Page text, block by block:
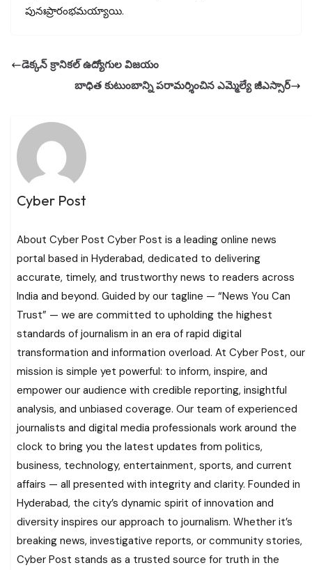
పునఃప్రారంభమయ్యాయి.
డెక్కన్ క్రానికల్ ఉద్యోగుల విజయం
బాధిత కుటుంబాన్ని పరామర్శించిన ఎమ్మెల్యే జీఎస్సార్
Cyber Post
About Cyber Post Cyber Post is a leading online news
portal based in Hyderabad, dedicated to delivering
accurate, timely, and trustworthy news to readers across
India and beyond. Guided by our tagline — “News You Can
Trust” — we are committed to upholding the highest
standards of journalism in an era of rapid digital
transformation and information overload. At Cyber Post, our
mission is simple yet powerful: to inform, inspire, and
empower our audience with credible reporting, insightful
analysis, and unbiased coverage. Our team of experienced
journalists and digital media professionals work around the
clock to bring you the latest updates from politics,
business, technology, entertainment, sports, and current
affairs — all presented with integrity and clarity. Founded in
Hyderabad, the city’s dynamic spirit of innovation and
diversity inspires our approach to journalism. Whether it’s
breaking news, investigative reports, or community stories,
Cyber Post stands as a trusted source for truth in the